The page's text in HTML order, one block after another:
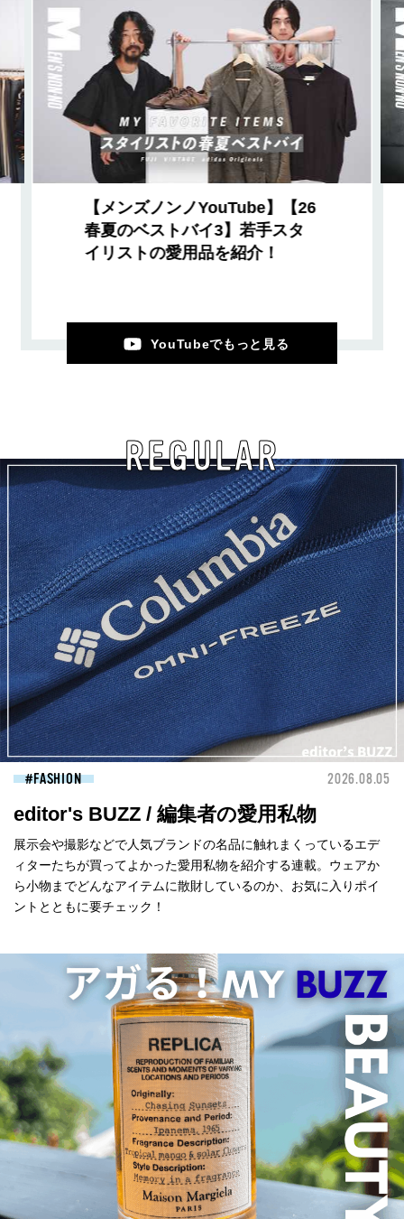
【メンズノンノYouTube】【26
春夏のベストバイ3】若手スタ
イリストの愛用品を紹介！
YouTubeでもっと見る
REGULAR
FASHION 2026.08.05
editor's BUZZ / 編集者の愛用私物
展示会や撮影などで人気ブランドの名品に触れまくっているエデ
ィターたちが買ってよかった愛用私物を紹介する連載。ウェアか
ら小物までどんなアイテムに散財しているのか、お気に入りポイ
ントとともに要チェック！